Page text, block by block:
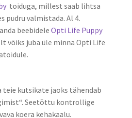
toiduga, millest saab lihtsa
pudru valmistada. Al 4.
beebidele Opti Life Puppy
võiks juba üle minna Opti Life
teie kutsikate jaoks tähendab
Seetõttu kontrollige
koera kehakaalu.